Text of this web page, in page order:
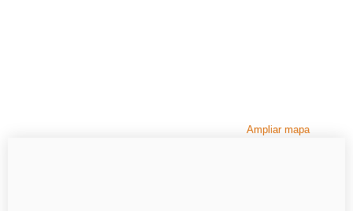
Ampliar mapa